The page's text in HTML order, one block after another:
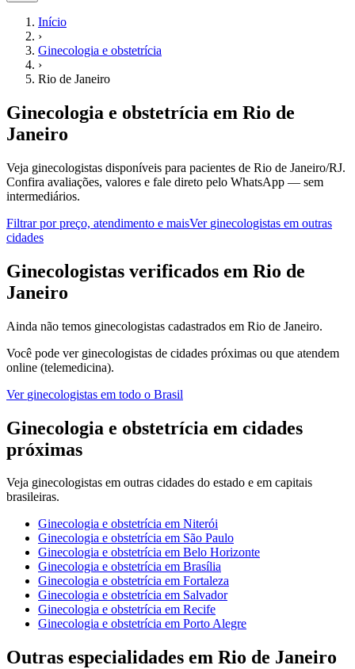
Início
›
Ginecologia e obstetrícia
›
Rio de Janeiro
Ginecologia e obstetrícia em Rio de
Janeiro
Veja ginecologistas disponíveis para pacientes de Rio de Janeiro/RJ.
Confira avaliações, valores e fale direto pelo WhatsApp — sem
intermediários.
Filtrar por preço, atendimento e maisVer ginecologistas em outras
cidades
Ginecologistas verificados em Rio de
Janeiro
Ainda não temos ginecologistas cadastrados em Rio de Janeiro.
Você pode ver ginecologistas de cidades próximas ou que atendem
online (telemedicina).
Ver ginecologistas em todo o Brasil
Ginecologia e obstetrícia em cidades
próximas
Veja ginecologistas em outras cidades do estado e em capitais
brasileiras.
Ginecologia e obstetrícia em Niterói
Ginecologia e obstetrícia em São Paulo
Ginecologia e obstetrícia em Belo Horizonte
Ginecologia e obstetrícia em Brasília
Ginecologia e obstetrícia em Fortaleza
Ginecologia e obstetrícia em Salvador
Ginecologia e obstetrícia em Recife
Ginecologia e obstetrícia em Porto Alegre
Outras especialidades em Rio de Janeiro